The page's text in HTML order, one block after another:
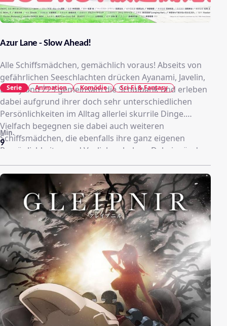
Azur Lane - Slow Ahead!
Alle Schiffsmädchen, gemächlich voraus! Abseits von
gefährlichen Seeschlachten drücken Ayanami, Javelin,
Laffey und Z23 gemeinsam die Schulbank und erleben
dabei aufgrund ihrer doch sehr unterschiedlichen
Persönlichkeiten im Alltag allerlei skurrile Dinge.
Vielfach begegnen sie dabei auch weiteren
Schiffsmädchen, die ebenfalls ihre ganz eigenen
Persönlichkeiten und Vorlieben haben. Dabei münden
die gemeinsamen Aktivitäten immer wieder
unweigerlich in Quatsch, Chaos und einer Menge
Spaß.
9
Min.
Serie Animation Komödie Sci-Fi & Fantasy